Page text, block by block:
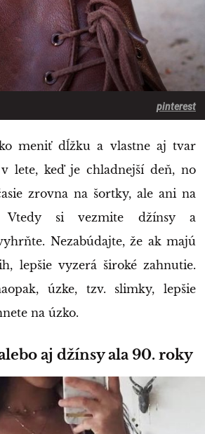
pinterest
meniť dĺžku a vlastne aj tvar
lete, keď je chladnejší deň, no
zrovna na šortky, ale ani na
Vtedy si vezmite džínsy a
Nezabúdajte, že ak majú
lepšie vyzerá široké zahnutie.
úzke, tzv. slimky, lepšie
na úzko.
aj džínsy ala 90. roky